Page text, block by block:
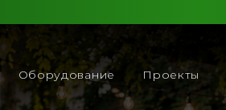
Оборудование Проекты